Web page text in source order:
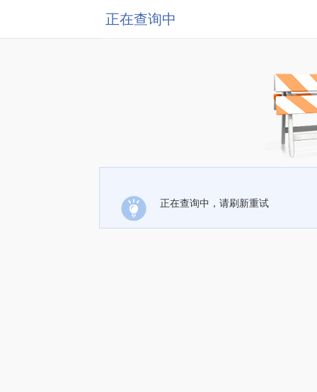
正在查询中
正在查询中，请刷新重试